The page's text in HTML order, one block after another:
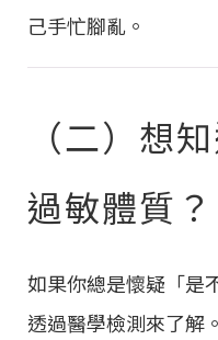
己手忙腳亂。
（二）想
過敏體質？
如果你總是懷疑「是
透過醫學檢測來了解。